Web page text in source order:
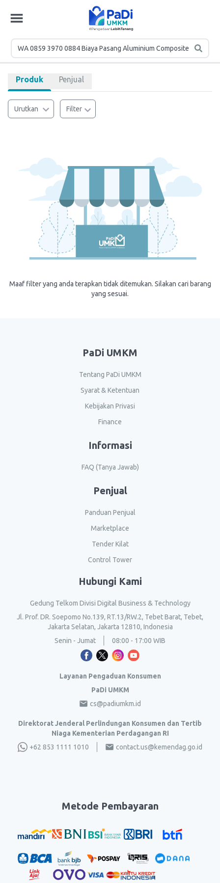
Produk Penjual
Urutkan Filter
Maaf filter yang anda terapkan tidak ditemukan. Silakan cari barang
yang sesuai.
PaDi UMKM
Tentang PaDi UMKM
Syarat & Ketentuan
Kebijakan Privasi
Finance
Informasi
FAQ (Tanya Jawab)
Penjual
Panduan Penjual
Marketplace
Tender Kilat
Control Tower
Hubungi Kami
Gedung Telkom Divisi Digital Business & Technology
Jl. Prof. DR. Soepomo No.139, RT.13/RW.2, Tebet Barat, Tebet,
Jakarta Selatan, Jakarta 12810, Indonesia
Senin - Jumat
08:00 - 17:00 WIB
Layanan Pengaduan Konsumen
PaDi UMKM
cs@padiumkm.id
Direktorat Jenderal Perlindungan Konsumen dan Tertib
Niaga Kementerian Perdagangan RI
+62 853 1111 1010
contact.us@kemendag.go.id
Metode Pembayaran